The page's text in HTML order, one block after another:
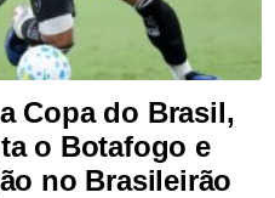
Copa do Brasil,
o Botafogo e
no Brasileirão